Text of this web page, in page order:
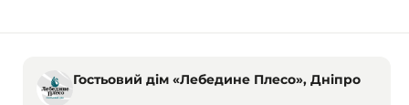
Гостьовий дім «Лебедине Плесо», Дніпро